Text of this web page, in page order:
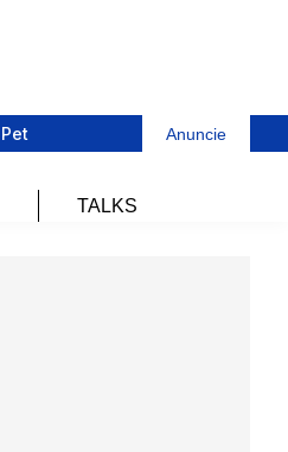
Pet Anuncie
TALKS